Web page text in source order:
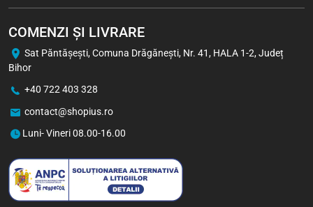
Viva Chips cu Aromă de Pui
50 g
3,70Lei
2,93Lei
COMENZI ȘI LIVRARE
Sat Păntăşeşti, Comuna Drăgăneşti, Nr. 41, HALA 1-2, Județ
Bihor
+40 722 403 328
contact@shopius.ro
Luni- Vineri 08.00-16.00